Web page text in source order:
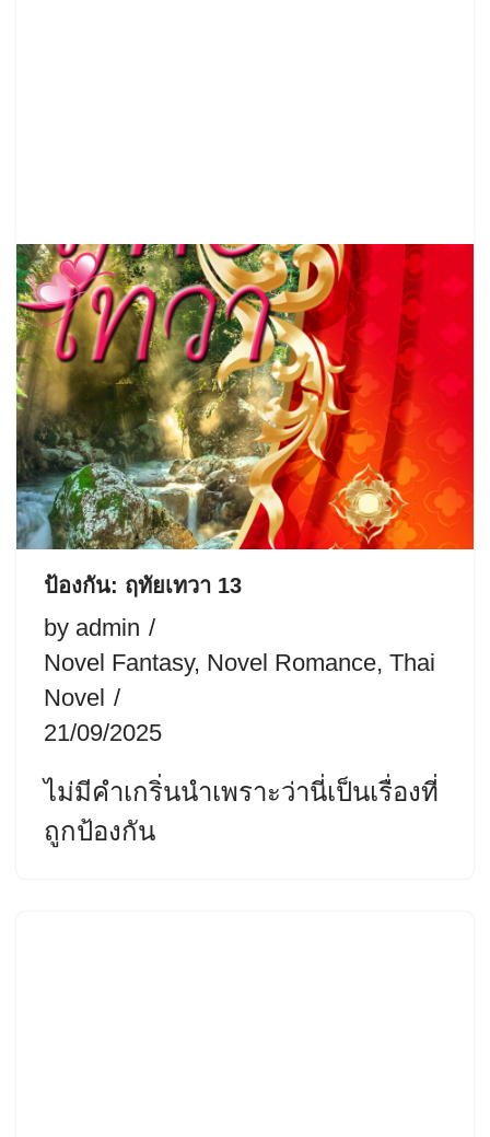
ป้องกัน: ฤทัยเทวา 13
by admin
Novel Fantasy, Novel Romance, Thai
Novel
21/09/2025
ไม่มีคำเกริ่นนำเพราะว่านี่เป็นเรื่องที่
ถูกป้องกัน